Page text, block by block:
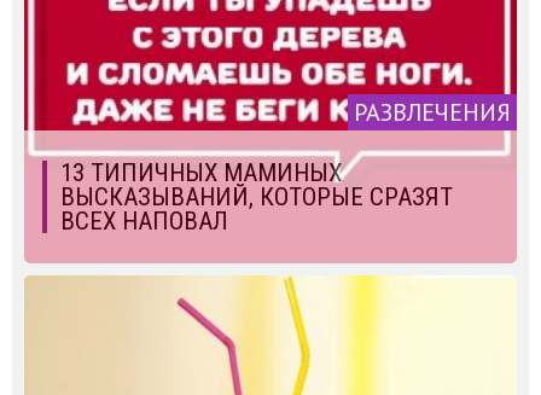
РАЗВЛЕЧЕНИЯ
13 ТИПИЧНЫХ МАМИНЫХ
ВЫСКАЗЫВАНИЙ, КОТОРЫЕ СРАЗЯТ
ВСЕХ НАПОВАЛ